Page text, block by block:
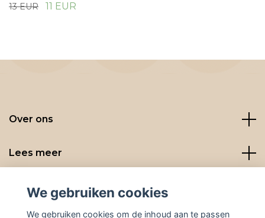
13 EUR 11 EUR
Over ons
Lees meer
Social media
We gebruiken cookies
We gebruiken cookies om de inhoud aan te passen